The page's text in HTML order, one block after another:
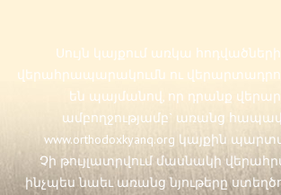
Սույն կայքում առկա հոդվածների
վերահրապարակումն ու
են պայմանով, որ դրանք
ամբողջությամբ` առանց
www.orthodoxkyanq.org կայքին
Չի թույլատրվում մասնակի
ինչպես նաեւ առանց նյութերը